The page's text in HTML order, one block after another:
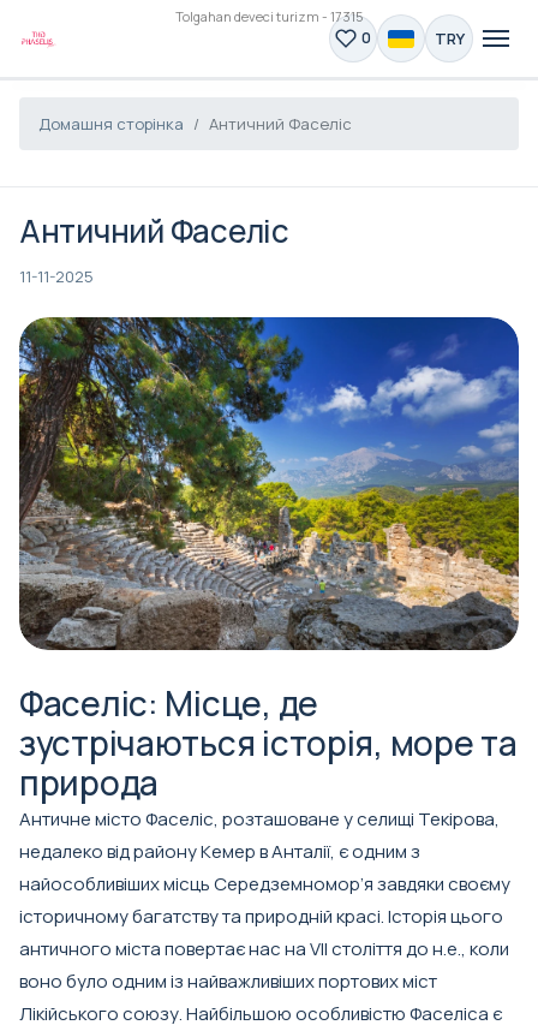
Tolgahan deveci turizm - 17315
0 TRY
Домашня сторінка Античний Фаселіс
Античний Фаселіс
11-11-2025
Фаселіc: Місце, де
зустрічаються історія, море та
природа
Античне місто Фаселіс, розташоване у селищі Текірова,
недалеко від району Кемер в Анталії, є одним з
найособливіших місць Середземномор’я завдяки своєму
історичному багатству та природній красі. Історія цього
античного міста повертає нас на VII століття до н.е., коли
воно було одним із найважливіших портових міст
Лікійського союзу. Найбільшою особливістю Фаселіса є